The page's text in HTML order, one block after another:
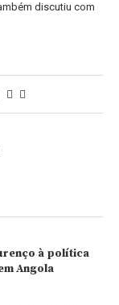
discutiu com
à política
Angola